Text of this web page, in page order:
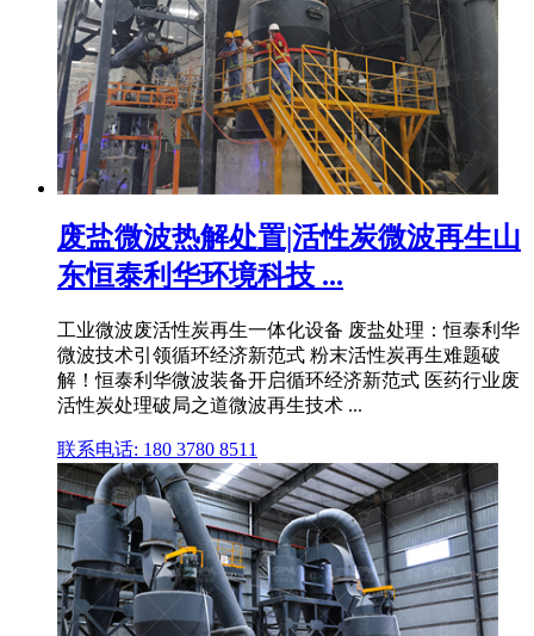
废盐微波热解处置|活性炭微波再生山
东恒泰利华环境科技 ...
工业微波废活性炭再生一体化设备 废盐处理：恒泰利华
微波技术引领循环经济新范式 粉末活性炭再生难题破
解！恒泰利华微波装备开启循环经济新范式 医药行业废
活性炭处理破局之道微波再生技术 ...
联系电话: 180 3780 8511